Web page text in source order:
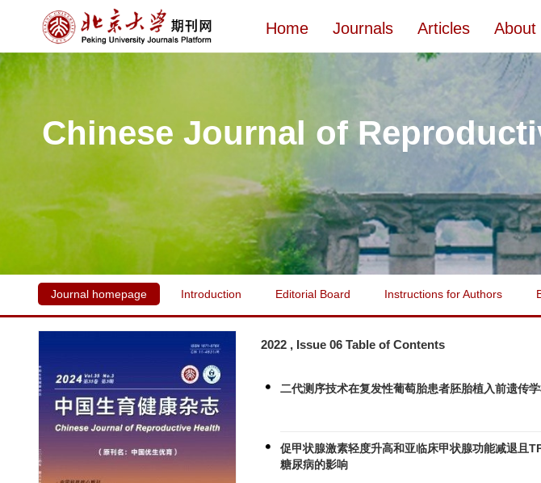
Home Journals Articles About
Chinese Journal of
Journal homepage Introduction Editorial Board Instructions for Authors
2022 , Issue 06 Table of Contents
二代测序技术在复发性葡萄胎患者胚胎植入前遗传
促甲状腺激素轻度升高和亚临床甲状腺功能减退且
糖尿病的影响